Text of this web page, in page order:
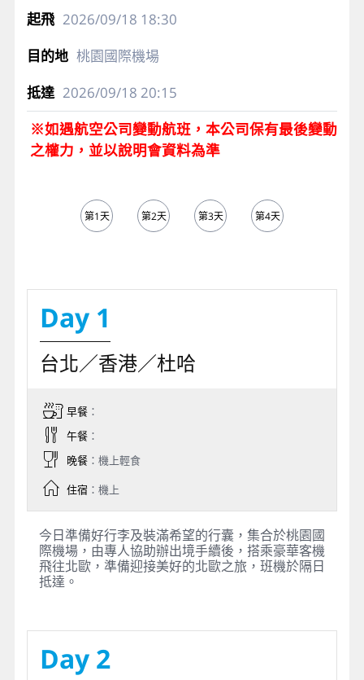
2026/09/18 18:30
桃園國際機場
2026/09/18 20:15
※如遇航空公司變動航班，本公司保有最後變動
之權力，並以說明會資料為準
第1天 第2天 第3天 第4天
Day 1
台北／香港／杜哈
早餐：
午餐：
晚餐：機上輕食
住宿：機上
今日準備好行李及裝滿希望的行囊，集合於桃園國
際機場，由專人協助辦出境手續後，搭乘豪華客機
飛往北歐，準備迎接美好的北歐之旅，班機於隔日
抵達。
Day 2